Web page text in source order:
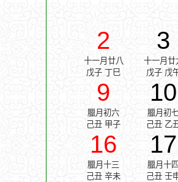
2
十一月廿八
戊子 丁巳
3
十一月廿
戊子 戊
9
臘月初六
己丑 甲子
10
臘月初
己丑 乙
16
臘月十三
己丑 辛未
17
臘月十
己丑 壬